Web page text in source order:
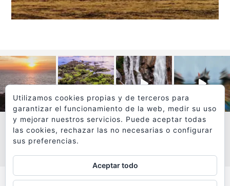
VER MÁS
Utilizamos cookies propias y de terceros para
garantizar el funcionamiento de la web, medir su uso
y mejorar nuestros servicios. Puede aceptar todas
las cookies, rechazar las no necesarias o configurar
sus preferencias.
Aceptar todo